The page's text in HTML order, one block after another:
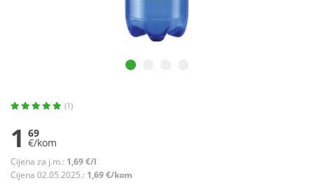
(1)
1 69
€/kom
Cijena za j.m.: 1,69 €/l
Cijena 02.05.2025.: 1,69 €/kom